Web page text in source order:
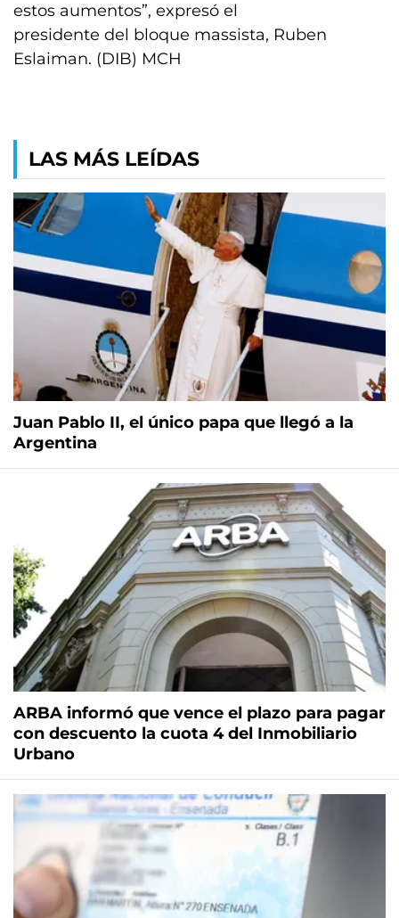
estos aumentos”, expresó el
presidente del bloque massista, Ruben
Eslaiman. (DIB) MCH
LAS MÁS LEÍDAS
Juan Pablo II, el único papa que llegó a la
Argentina
ARBA informó que vence el plazo para pagar
con descuento la cuota 4 del Inmobiliario
Urbano